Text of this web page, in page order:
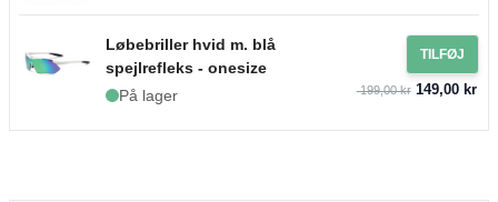
Løbebriller hvid m. blå
spejlrefleks - onesize
På lager
TILFØJ
199,00 kr149,00 kr